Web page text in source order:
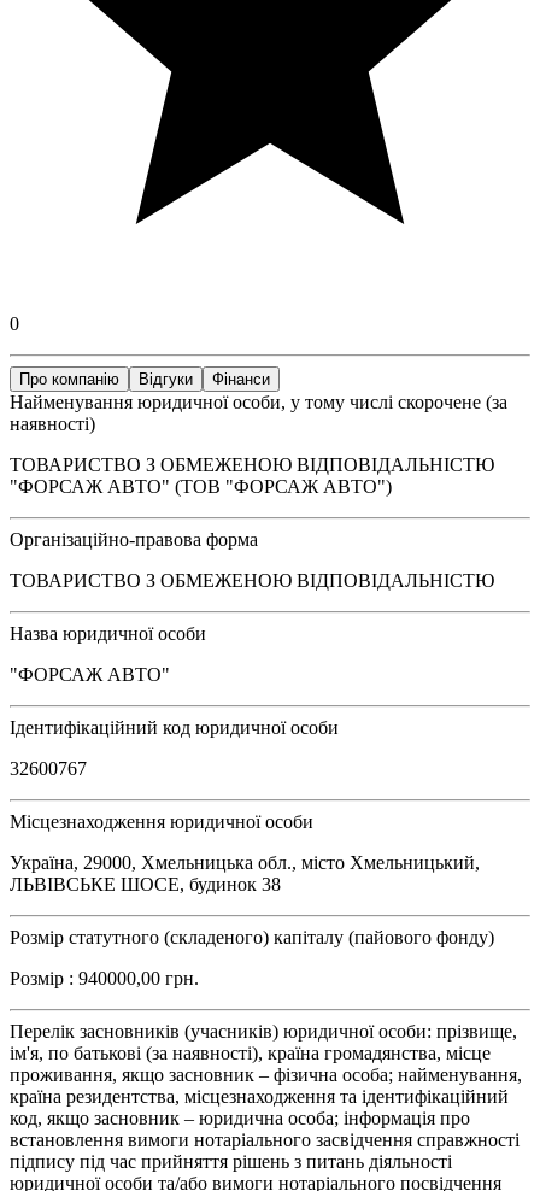
0
Про компанію Відгуки Фінанси
Найменування юридичної особи, у тому числі скорочене (за
наявності)
ТОВАРИСТВО З ОБМЕЖЕНОЮ ВІДПОВІДАЛЬНІСТЮ
"ФОРСАЖ АВТО" (ТОВ "ФОРСАЖ АВТО")
Організаційно-правова форма
ТОВАРИСТВО З ОБМЕЖЕНОЮ ВІДПОВІДАЛЬНІСТЮ
Назва юридичної особи
"ФОРСАЖ АВТО"
Ідентифікаційний код юридичної особи
32600767
Місцезнаходження юридичної особи
Україна, 29000, Хмельницька обл., місто Хмельницький,
ЛЬВІВСЬКЕ ШОСЕ, будинок 38
Розмір статутного (складеного) капіталу (пайового фонду)
Розмір : 940000,00 грн.
Перелік засновників (учасників) юридичної особи: прізвище,
ім'я, по батькові (за наявності), країна громадянства, місце
проживання, якщо засновник – фізична особа; найменування,
країна резидентства, місцезнаходження та ідентифікаційний
код, якщо засновник – юридична особа; інформація про
встановлення вимоги нотаріального засвідчення справжності
підпису під час прийняття рішень з питань діяльності
юридичної особи та/або вимоги нотаріального посвідчення